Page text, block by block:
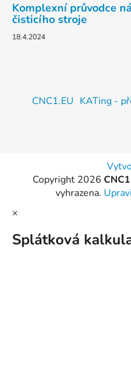
Komplexní průvodce
čisticího stroje
18.4.2024
CNC1.EU KATing -
Copyright 2026
vyhrazena.
×
Splátková